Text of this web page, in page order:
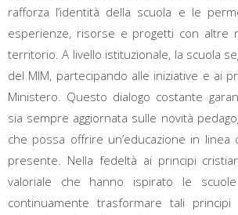
rafforza l’identità della scuola e le
esperienze, risorse e progetti con altre
territorio. A livello istituzionale, la scuola
del MIM, partecipando alle iniziative e ai
Ministero. Questo dialogo costante
sia sempre aggiornata sulle novità
che possa offrire un’educazione in linea
presente. Nella fedeltà ai principi
valoriale che hanno ispirato le
continuamente trasformare tali